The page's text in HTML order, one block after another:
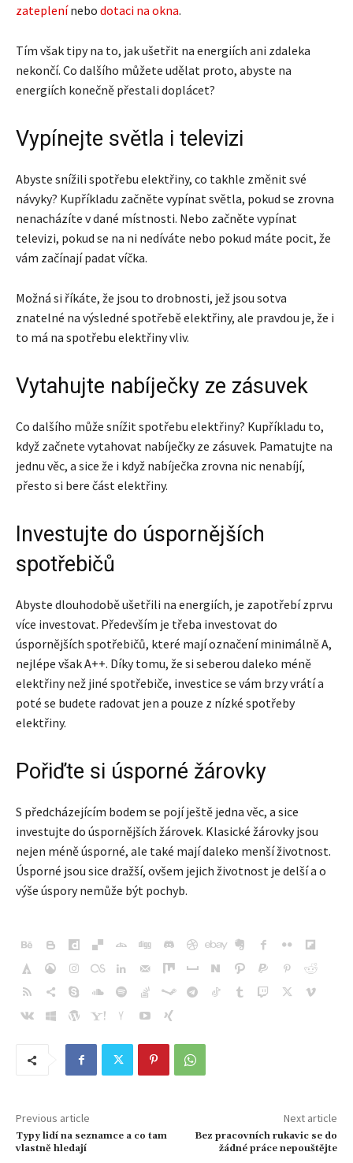
zateplenínebo dotaci na okna.
Tím však tipy na to, jak ušetřit na energiích ani zdaleka
nekončí. Co dalšího můžete udělat proto, abyste na
energiích konečně přestali doplácet?
Vypínejte světla i televizi
Abyste snížili spotřebu elektřiny, co takhle změnit své
návyky? Kupříkladu začněte vypínat světla, pokud se zrovna
nenacházíte v dané místnosti. Nebo začněte vypínat
televizi, pokud se na ni nedíváte nebo pokud máte pocit, že
vám začínají padat víčka.
Možná si říkáte, že jsou to drobnosti, jež jsou sotva
znatelné na výsledné spotřebě elektřiny, ale pravdou je, že i
to má na spotřebu elektřiny vliv.
Vytahujte nabíječky ze zásuvek
Co dalšího může snížit spotřebu elektřiny? Kupříkladu to,
když začnete vytahovat nabíječky ze zásuvek. Pamatujte na
jednu věc, a sice že i když nabíječka zrovna nic nenabíjí,
přesto si bere část elektřiny.
Investujte do úspornějších
spotřebičů
Abyste dlouhodobě ušetřili na energiích, je zapotřebí zprvu
více investovat. Především je třeba investovat do
úspornějších spotřebičů, které mají označení minimálně A,
nejlépe však A++. Díky tomu, že si seberou daleko méně
elektřiny než jiné spotřebiče, investice se vám brzy vrátí a
poté se budete radovat jen a pouze z nízké spotřeby
elektřiny.
Pořiďte si úsporné žárovky
S předcházejícím bodem se pojí ještě jedna věc, a sice
investujte do úspornějších žárovek. Klasické žárovky jsou
nejen méně úsporné, ale také mají daleko menší životnost.
Úsporné jsou sice dražší, ovšem jejich životnost je delší a o
výše úspory nemůže být pochyb.
Previous article
Typy lidí na seznamce a co tam
vlastně hledají
Next article
Bez pracovních rukavic se do
žádné práce nepouštějte